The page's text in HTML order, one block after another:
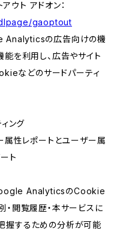
ウト アドオン：
gaoptout
Analyticsの広告向けの機
能を利用し、広告やサイト
などのサードパーティ
ング
性レポートとユーザー属
ト
AnalyticsのCookie
・閲覧履歴・本サービスに
握するための分析が可能